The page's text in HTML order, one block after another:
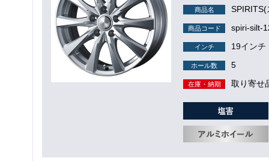
商品名 SPIRITS(
商品コード spiri-silt-
インチ 19インチ
ホール数 5
在庫・納期 取り寄せ